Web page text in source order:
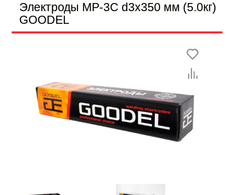
Электроды МР-3С d3х350 мм (5.0кг)
GOODEL